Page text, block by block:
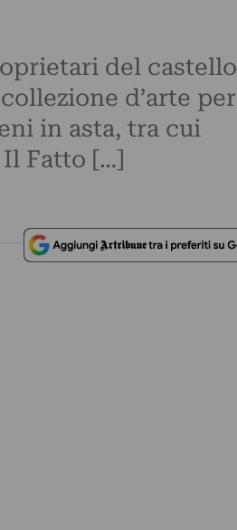
del castello
d’arte per
in asta, tra cui
Fatto […]